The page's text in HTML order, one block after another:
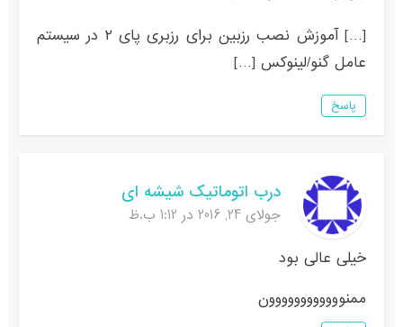
[…] آموزش نصب رزبین برای رزبری پای ۲ در سیستم
عامل گنو/لینوکس […]
پاسخ
درب اتوماتیک شیشه ای
جولای 24, 2016 در 1:12 ب.ظ
خیلی عالی بود
ممنوووووووووووون